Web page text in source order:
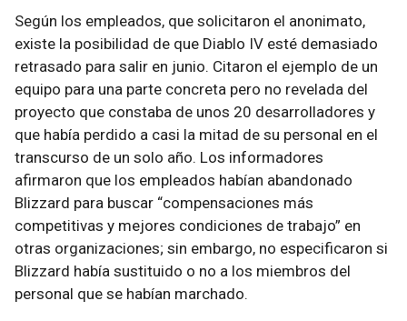
Según los empleados, que solicitaron el anonimato,
existe la posibilidad de que Diablo IV esté demasiado
retrasado para salir en junio. Citaron el ejemplo de un
equipo para una parte concreta pero no revelada del
proyecto que constaba de unos 20 desarrolladores y
que había perdido a casi la mitad de su personal en el
transcurso de un solo año. Los informadores
afirmaron que los empleados habían abandonado
Blizzard para buscar “compensaciones más
competitivas y mejores condiciones de trabajo” en
otras organizaciones; sin embargo, no especificaron si
Blizzard había sustituido o no a los miembros del
personal que se habían marchado.